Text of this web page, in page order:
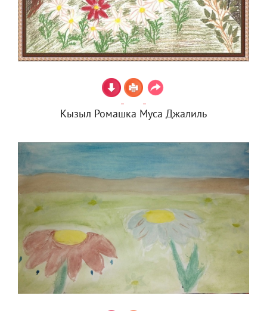
Кызыл Ромашка Муса Джалиль